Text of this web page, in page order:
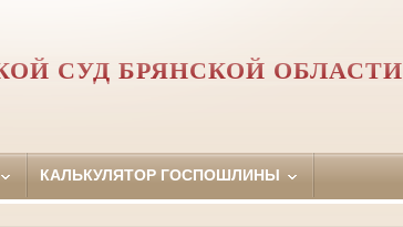
СУД БРЯНСКОЙ ОБЛАСТИ
КАЛЬКУЛЯТОР ГОСПОШЛИНЫ